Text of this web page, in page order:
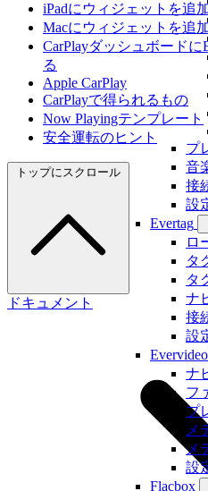
プ
音
接
設
Evertag
ロ
タ
タ
ナ
接
設
Evervideo
ナ
フ
プ
メ
メ
設
Flacbox
iPadにウィジェットを追
Macにウィジェットを追
CarPlayダッシュボード
る
Apple CarPlay
CarPlayで得られるもの
Now Playingテンプレート
安全運転のヒント
トップにスクロール
ドキュメント